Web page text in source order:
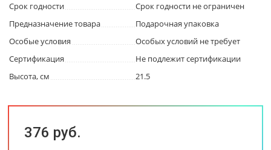
Срок годности
Срок годности не ограничен
Предназначение товара
Подарочная упаковка
Особые условия
Особых условий не требует
Сертификация
Не подлежит сертификации
Высота, см
21.5
376 руб.